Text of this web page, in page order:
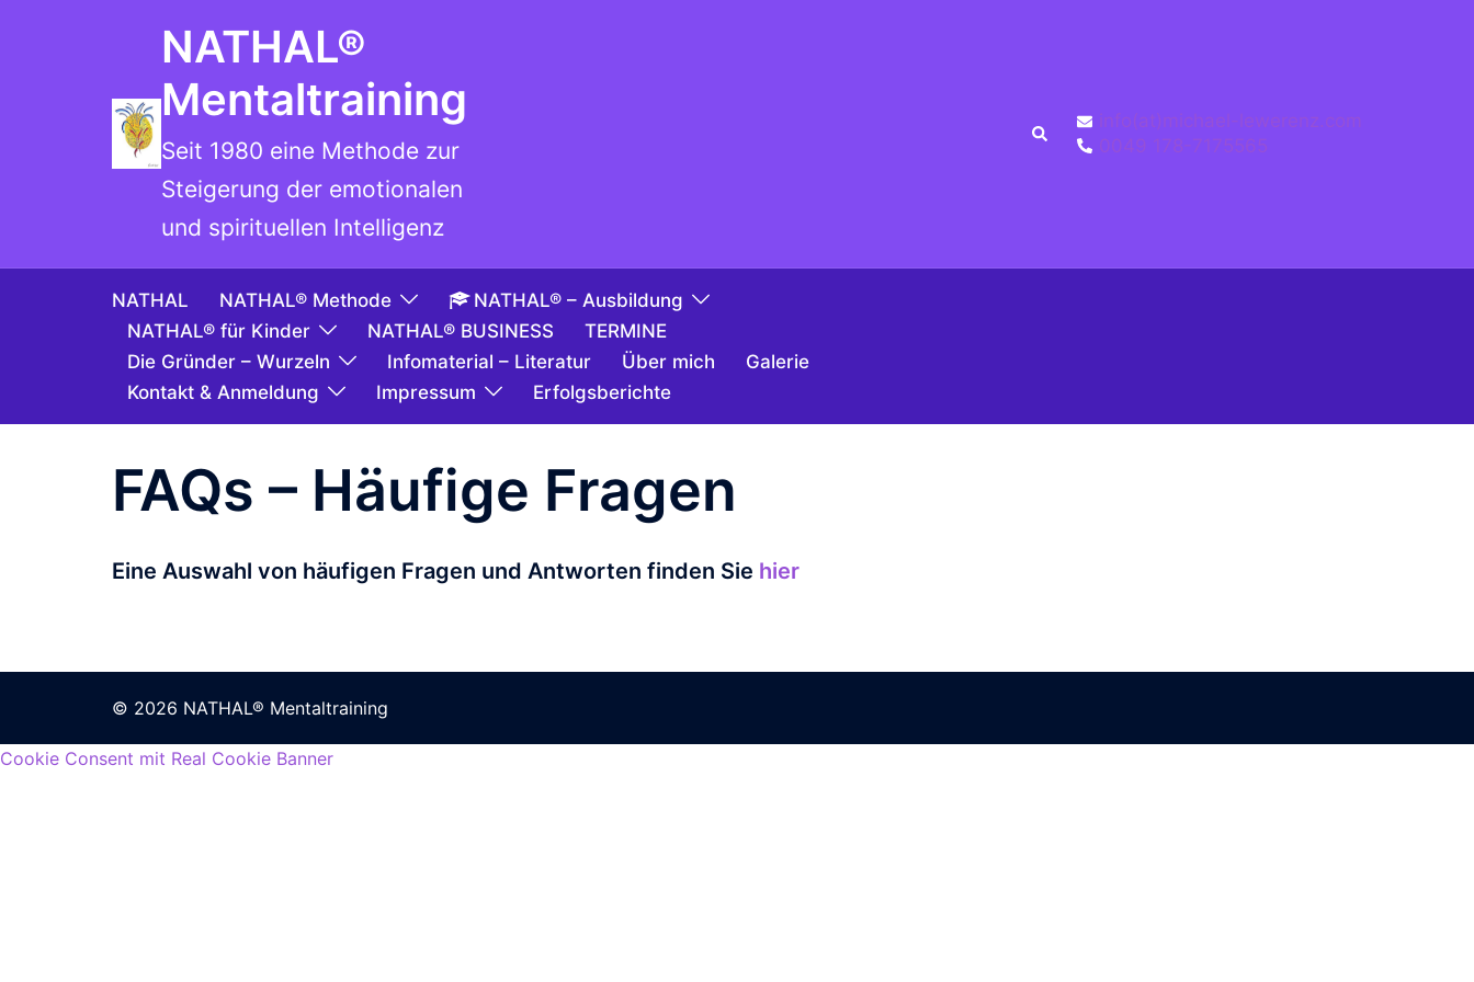
NATHAL®
Mentaltraining
Seit 1980 eine Methode zur
Steigerung der emotionalen
und spirituellen Intelligenz
info(at)michael-lewerenz.com
0049 178-7175565
NATHAL NATHAL® Methode
NATHAL® – Ausbildung
NATHAL® für Kinder
NATHAL® BUSINESS
TERMINE
Die Gründer – Wurzeln
Infomaterial – Literatur Über mich
Galerie
Kontakt & Anmeldung
Impressum Erfolgsberichte
FAQs – Häufige Fragen
Eine Auswahl von häufigen Fragen und Antworten finden Sie hier
© 2026 NATHAL® Mentaltraining
Cookie Consent mit Real Cookie Banner